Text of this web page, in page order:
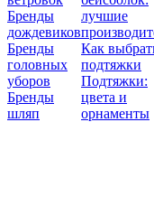
Бренды
дождевиков
Бренды
головных
уборов
Бренды
шляп
лучшие
Как
подтяжки
Подтяжки:
цвета и
орнаменты